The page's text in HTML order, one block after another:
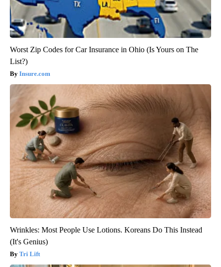
Worst Zip Codes for Car Insurance in Ohio (Is Yours on The
List?)
Insure.com
Wrinkles: Most People Use Lotions. Koreans Do This Instead
(It's Genius)
Tri Lift